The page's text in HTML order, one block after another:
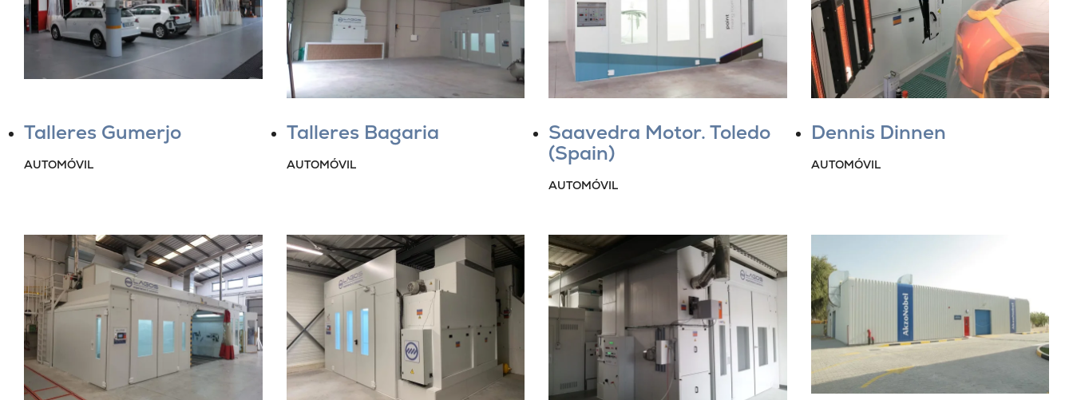
Talleres Gumerjo
AUTOMÓVIL
Talleres Bagaria
AUTOMÓVIL
Saavedra Motor. Toledo
(Spain)
AUTOMÓVIL
Dennis Dinnen
AUTOMÓVIL